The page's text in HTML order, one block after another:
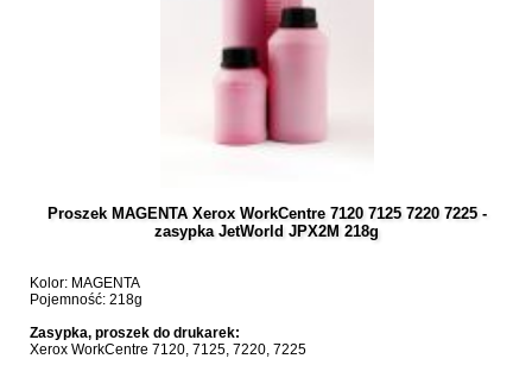
Proszek MAGENTA Xerox WorkCentre 7120 7125 7220 7225 -
zasypka JetWorld JPX2M 218g
Kolor: MAGENTA
Pojemność: 218g
Zasypka, proszek do drukarek:
Xerox WorkCentre 7120, 7125, 7220, 7225